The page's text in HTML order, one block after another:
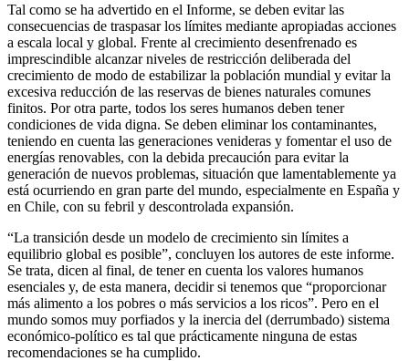
Tal como se ha advertido en el Informe, se deben evitar las
consecuencias de traspasar los límites mediante apropiadas acciones
a escala local y global. Frente al crecimiento desenfrenado es
imprescindible alcanzar niveles de restricción deliberada del
crecimiento de modo de estabilizar la población mundial y evitar la
excesiva reducción de las reservas de bienes naturales comunes
finitos. Por otra parte, todos los seres humanos deben tener
condiciones de vida digna. Se deben eliminar los contaminantes,
teniendo en cuenta las generaciones venideras y fomentar el uso de
energías renovables, con la debida precaución para evitar la
generación de nuevos problemas, situación que lamentablemente ya
está ocurriendo en gran parte del mundo, especialmente en España y
en Chile, con su febril y descontrolada expansión.
“La transición desde un modelo de crecimiento sin límites a
equilibrio global es posible”, concluyen los autores de este informe.
Se trata, dicen al final, de tener en cuenta los valores humanos
esenciales y, de esta manera, decidir si tenemos que “proporcionar
más alimento a los pobres o más servicios a los ricos”. Pero en el
mundo somos muy porfiados y la inercia del (derrumbado) sistema
económico-político es tal que prácticamente ninguna de estas
recomendaciones se ha cumplido.